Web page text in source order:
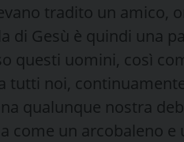
tradito un amico,
di Gesù è quindi una
questi uomini, così
tutti noi,
qualunque nostra
come un arcobaleno